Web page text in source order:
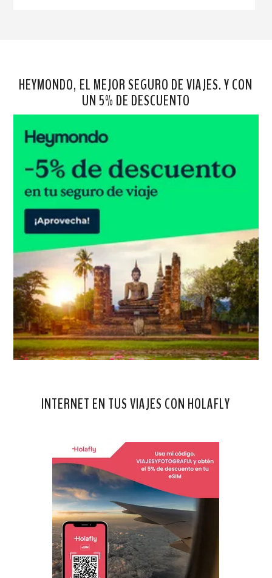
HEYMONDO, EL MEJOR SEGURO DE VIAJES. Y CON
UN 5% DE DESCUENTO
INTERNET EN TUS VIAJES CON HOLAFLY